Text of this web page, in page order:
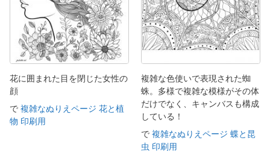
花に囲まれた目を閉じた女性の
顔
で 複雑なぬりえページ 花と植
物 印刷用
複雑な色使いで表現された蜘
蛛。多様で複雑な模様がその体
だけでなく、キャンバスも構成
している！
で 複雑なぬりえページ 蝶と昆
虫 印刷用